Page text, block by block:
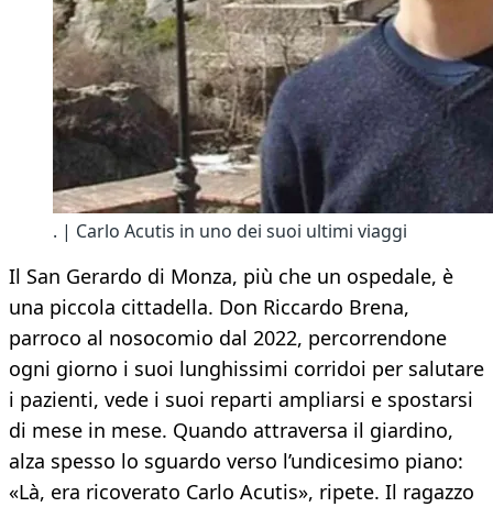
. | Carlo Acutis in uno dei suoi ultimi viaggi
Il San Gerardo di Monza, più che un ospedale, è
una piccola cittadella. Don Riccardo Brena,
parroco al nosocomio dal 2022, percorrendone
ogni giorno i suoi lunghissimi corridoi per salutare
i pazienti, vede i suoi reparti ampliarsi e spostarsi
di mese in mese. Quando attraversa il giardino,
alza spesso lo sguardo verso l’undicesimo piano:
«Là, era ricoverato Carlo Acutis», ripete. Il ragazzo